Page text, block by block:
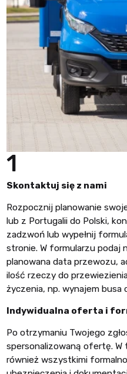
1
Skontaktuj się z nami
Rozpocznij planowanie
lub z Portugalii do Polski,
zadzwoń lub wypełnij
stronie. W formularzu podaj
planowana data przewozu,
ilość rzeczy do
życzenia, np. wynajem busa
Indywidualna oferta i
Po otrzymaniu Twojego
spersonalizowaną ofertę. W
również wszystkimi